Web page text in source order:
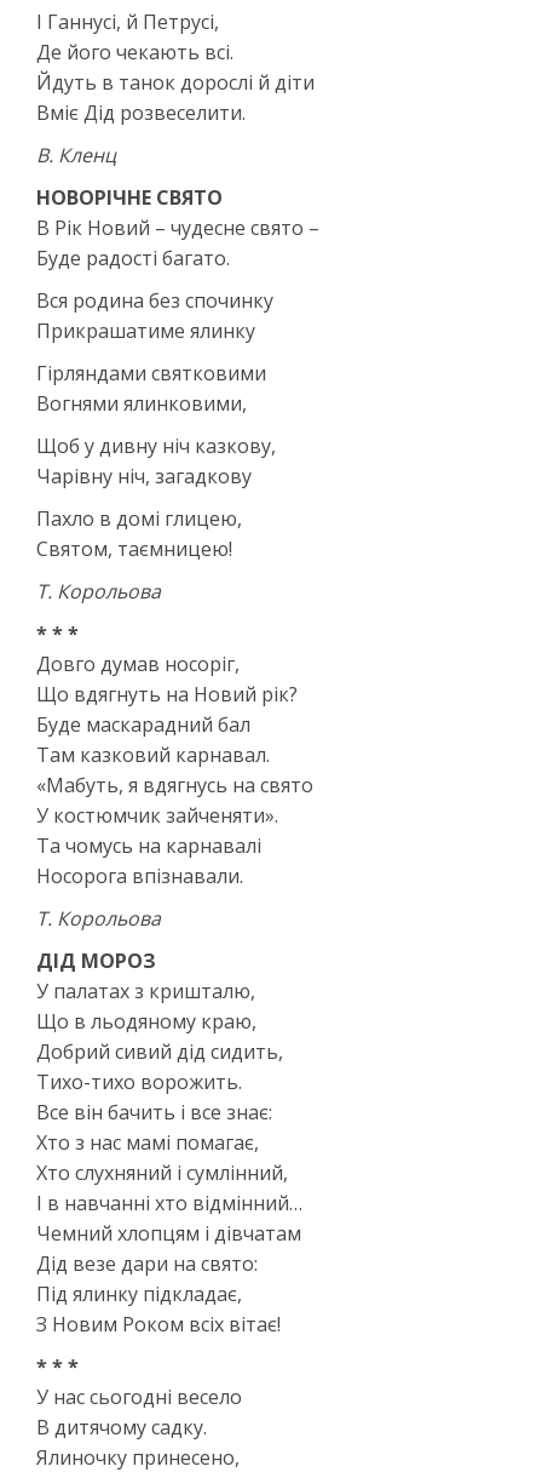
І Ганнусі, й Петрусі,
Де його чекають всі.
Йдуть в танок дорослі й діти
Вміє Дід розвеселити.
В. Кленц
НОВОРІЧНЕ СВЯТО
В Рік Новий – чудесне свято –
Буде радості багато.
Вся родина без спочинку
Прикрашатиме ялинку
Гірляндами святковими
Вогнями ялинковими,
Щоб у дивну ніч казкову,
Чарівну ніч, загадкову
Пахло в домі глицею,
Святом, таємницею!
Т. Корольова
* * *
Довго думав носоріг,
Що вдягнуть на Новий рік?
Буде маскарадний бал
Там казковий карнавал.
«Мабуть, я вдягнусь на свято
У костюмчик зайченяти».
Та чомусь на карнавалі
Носорога впізнавали.
Т. Корольова
ДІД МОРОЗ
У палатах з кришталю,
Що в льодяному краю,
Добрий сивий дід сидить,
Тихо-тихо ворожить.
Все він бачить і все знає:
Хто з нас мамі помагає,
Хто слухняний і сумлінний,
І в навчанні хто відмінний…
Чемний хлопцям і дівчатам
Дід везе дари на свято:
Під ялинку підкладає,
З Новим Роком всіх вітає!
* * *
У нас сьогодні весело
В дитячому садку.
Ялиночку принесено,